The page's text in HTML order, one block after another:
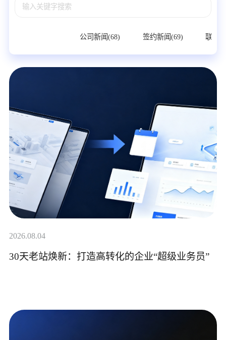
公司新闻(68) 签约新闻(69) 联雅
2026.08.04
30天老站焕新：打造高转化的企业“超级业务员”